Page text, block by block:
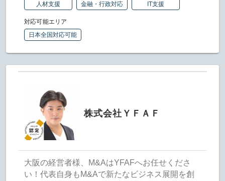
人材支援 金融・行政対応 IT支援
対応可能エリア
日本全国対応可能
株式会社ＹＦＡＦ
大阪の経営者様、M&AはYFAFへお任せくださ
い！代表自身もM&Aで新たなビジネス展開を創